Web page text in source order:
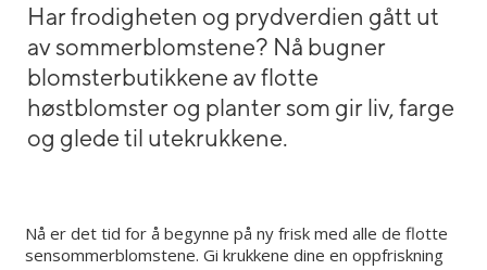
Har frodigheten og prydverdien gått ut
av sommerblomstene? Nå bugner
blomsterbutikkene av flotte
høstblomster og planter som gir liv, farge
og glede til utekrukkene.
Nå er det tid for å begynne på ny frisk med alle de flotte
sensommerblomstene. Gi krukkene dine en oppfriskning